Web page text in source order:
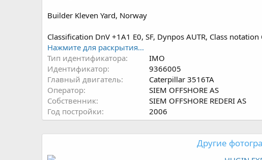
Builder Kleven Yard, Norway
Classification DnV +1A1 E0, SF, Dynpos AUTR, Class
Нажмите для раскрытия...
Тип идентификатора
IMO
Идентификатор
9366005
Главный двигатель
Caterpillar 3516TA
Оператор
SIEM OFFSHORE AS
Собственник
SIEM OFFSHORE REDERI AS
Год постройки
2006
Другие